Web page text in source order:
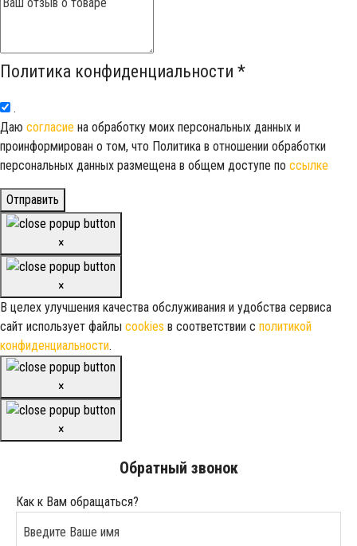
Политика конфиденциальности *
.
Даю согласие на обработку моих персональных данных и
проинформирован о том, что Политика в отношении обработки
персональных данных размещена в общем доступе по ссылке
Отправить
×
×
В целех улучшения качества обслуживания и удобства сервиса
сайт использует файлы cookies в соответствии с политикой
конфиденциальности.
×
×
Обратный звонок
Как к Вам обращаться?